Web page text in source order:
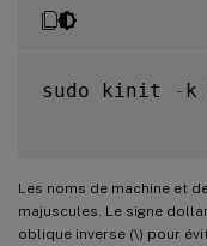
sudo kinit - k
Les noms de machine et
majuscules. Le signe
oblique inverse (\) pour